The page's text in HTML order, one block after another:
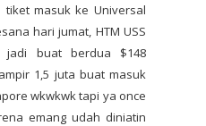
masuk ke Universal
hari jumat, HTM USS
buat berdua $148
1,5 juta buat masuk
wkwkwk tapi ya once
emang udah diniatin